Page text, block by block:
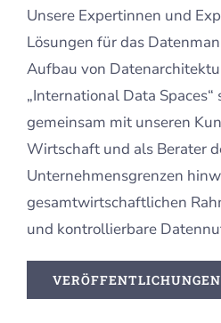
Unsere Expertinnen und
Lösungen für das
Aufbau von
„International Data
gemeinsam mit unseren
Wirtschaft und als Berater
Unternehmensgrenzen
gesamtwirtschaftlichen
und kontrollierbare
VERÖFFENTLICHUNGEN